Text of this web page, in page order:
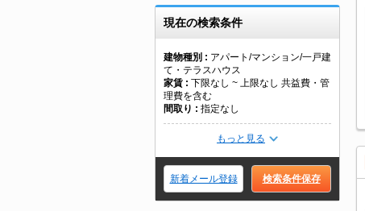
現在の検索条件
建物種別
アパート/マンション/一戸建
て・テラスハウス
家賃
下限なし ~ 上限なし 共益費・管
理費を含む
間取り
指定なし
もっと見る
新着メール登録 検索条件保存